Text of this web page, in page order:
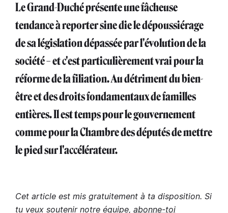
Le Grand-Duché présente une fâcheuse
tendance à reporter sine die le dépoussiérage
de sa législation dépassée par l'évolution de la
société – et c'est particulièrement vrai pour la
réforme de la filiation. Au détriment du bien-
être et des droits fondamentaux de familles
entières. Il est temps pour le gouvernement
comme pour la Chambre des députés de mettre
le pied sur l'accélérateur.
Cet article est mis gratuitement à ta disposition. Si
tu veux soutenir notre équipe, abonne-toi